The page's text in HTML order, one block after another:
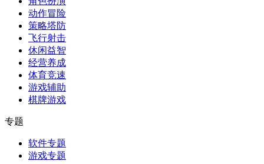
动作冒险
策略塔防
飞行射击
休闲益智
经营养成
体育竞速
游戏辅助
棋牌游戏
专题
软件专题
游戏专题